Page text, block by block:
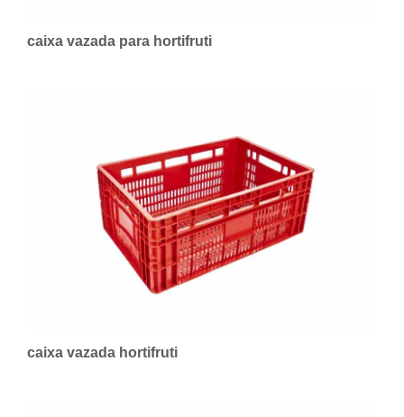
caixa vazada para hortifruti
caixa vazada hortifruti